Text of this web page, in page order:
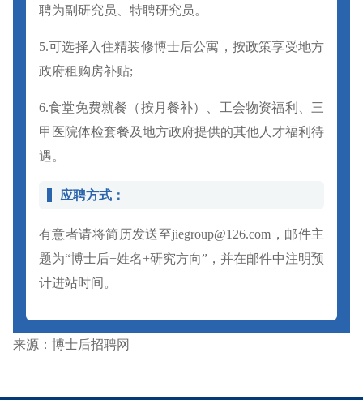
聘为副研究员、特聘研究员。
5.可选择入住精装修博士后公寓，按政策享受地方
政府租购房补贴;
6.食堂免费就餐（按月餐补）、工会物资福利、三
甲医院体检套餐及地方政府提供的其他人才福利待
遇。
应聘方式：
有意者请将简历发送至jiegroup@126.com，邮件主
题为“博士后+姓名+研究方向”，并在邮件中注明预
计进站时间。
来源：博士后招聘网